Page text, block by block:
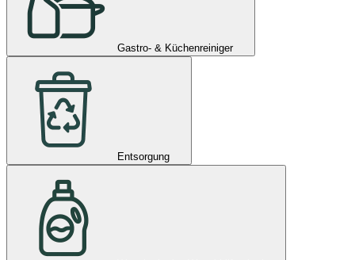
Gastro- & Küchenreiniger
Entsorgung